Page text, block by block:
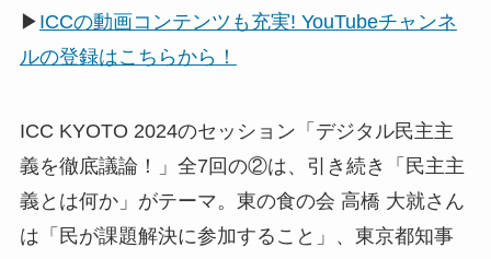
▶ ICCの動画コンテンツも充実! YouTubeチャンネ
ルの登録はこちらから！
ICC KYOTO 2024のセッション「デジタル民主主
義を徹底議論！」全7回の②は、引き続き「民主主
義とは何か」がテーマ。東の食の会 高橋 大就さん
は「民が課題解決に参加すること」、東京都知事